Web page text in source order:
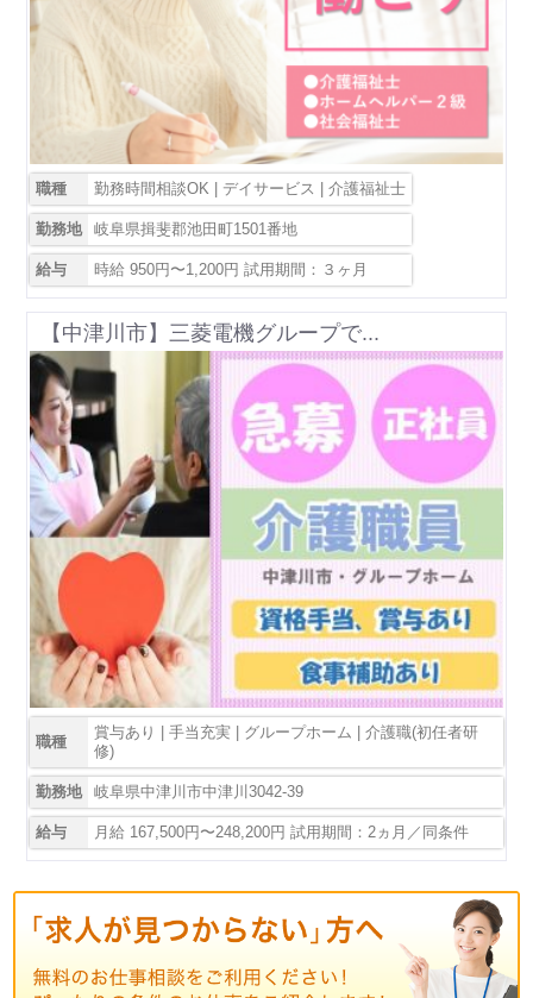
職種 勤務時間相談OK | デイサービス | 介護福祉士
勤務地 岐阜県揖斐郡池田町1501番地
給与 時給 950円〜1,200円 試用期間：３ヶ月
【中津川市】三菱電機グループで...
職種
賞与あり | 手当充実 | グループホーム | 介護職(初任者研
修)
勤務地 岐阜県中津川市中津川3042-39
給与 月給 167,500円〜248,200円 試用期間：2ヵ月／同条件